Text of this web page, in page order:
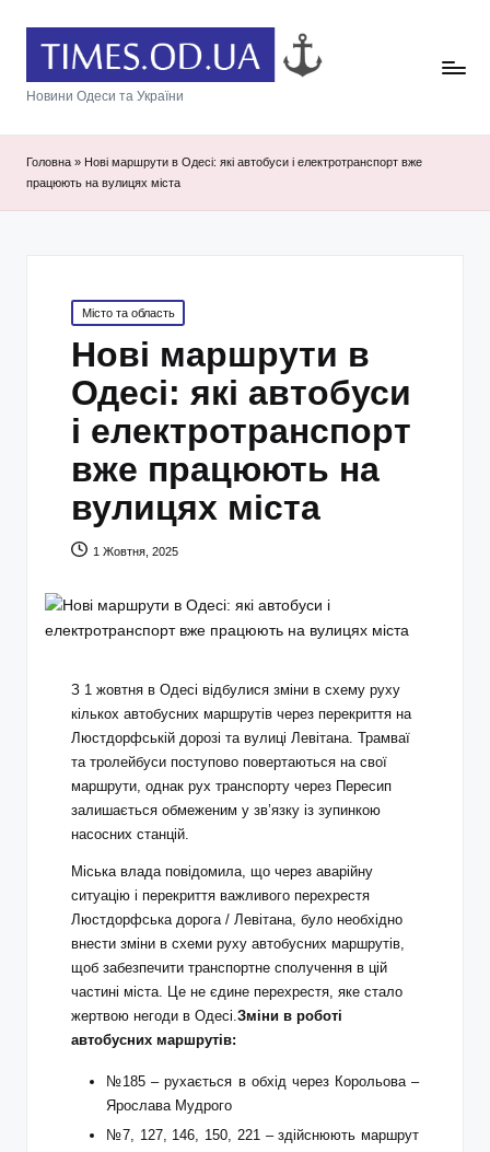
Новини Одеси та України
Головна » Нові маршрути в Одесі: які автобуси і електротранспорт вже
працюють на вулицях міста
Posted
in
Місто та область
Нові маршрути в
Одесі: які автобуси
і електротранспорт
вже працюють на
вулицях міста
1 Жовтня, 2025
З 1 жовтня в Одесі відбулися зміни в схему руху
кількох автобусних маршрутів через перекриття на
Люстдорфській дорозі та вулиці Левітана. Трамваї
та тролейбуси поступово повертаються на свої
маршрути, однак рух транспорту через Пересип
залишається обмеженим у зв’язку із зупинкою
насосних станцій.
Міська влада повідомила, що через аварійну
ситуацію і перекриття важливого перехрестя
Люстдорфська дорога / Левітана, було необхідно
внести зміни в схеми руху автобусних маршрутів,
щоб забезпечити транспортне сполучення в цій
частині міста. Це не єдине перехрестя, яке стало
жертвою негоди в Одесі.Зміни в роботі
автобусних маршрутів:
№185 – рухається в обхід через Корольова –
Ярослава Мудрого
№7, 127, 146, 150, 221 – здійснюють маршрут